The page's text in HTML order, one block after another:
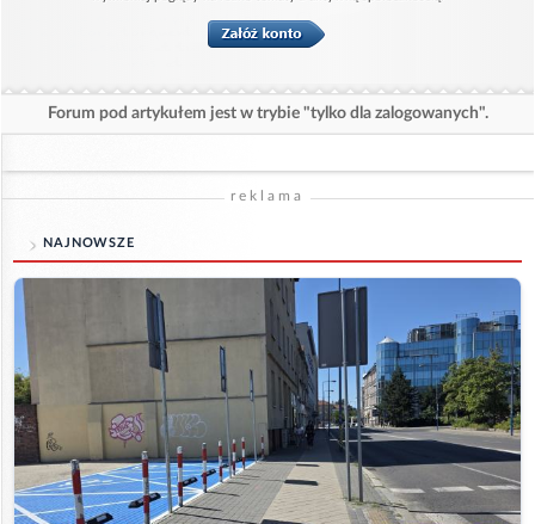
Forum pod artykułem jest w trybie "tylko dla zalogowanych".
reklama
NAJNOWSZE